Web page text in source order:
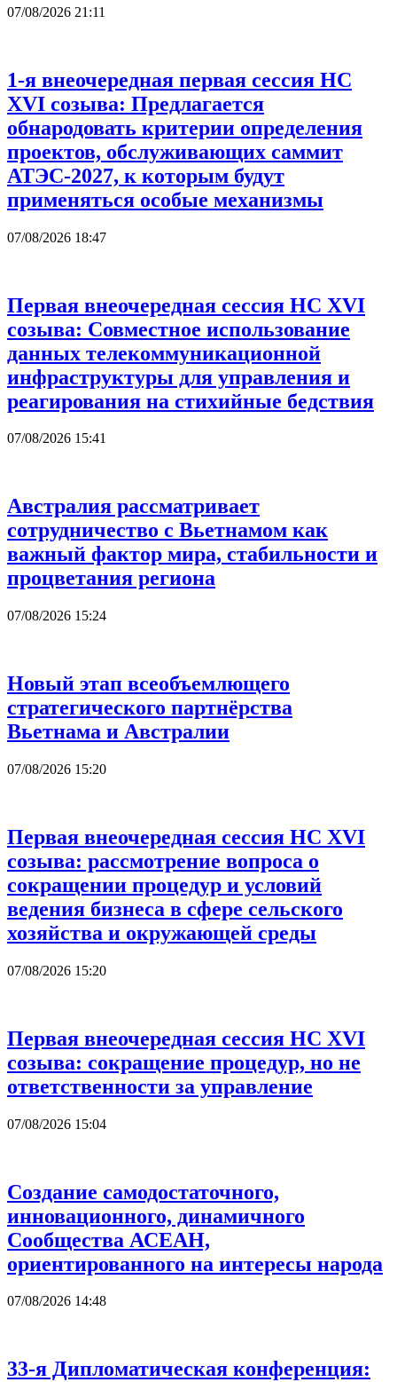
07/08/2026 21:11
1-я внеочередная первая сессия НС
XVI созыва: Предлагается
обнародовать критерии определения
проектов, обслуживающих саммит
АТЭС-2027, к которым будут
применяться особые механизмы
07/08/2026 18:47
Первая внеочередная сессия НС XVI
созыва: Совместное использование
данных телекоммуникационной
инфраструктуры для управления и
реагирования на стихийные бедствия
07/08/2026 15:41
Австралия рассматривает
сотрудничество с Вьетнамом как
важный фактор мира, стабильности и
процветания региона
07/08/2026 15:24
Новый этап всеобъемлющего
стратегического партнёрства
Вьетнама и Австралии
07/08/2026 15:20
Первая внеочередная сессия НС XVI
созыва: рассмотрение вопроса о
сокращении процедур и условий
ведения бизнеса в сфере сельского
хозяйства и окружающей среды
07/08/2026 15:20
Первая внеочередная сессия НС XVI
созыва: сокращение процедур, но не
ответственности за управление
07/08/2026 15:04
Создание самодостаточного,
инновационного, динамичного
Сообщества АСЕАН,
ориентированного на интересы народа
07/08/2026 14:48
33-я Дипломатическая конференция: